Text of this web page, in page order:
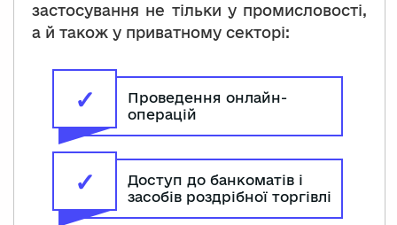
застосування не тільки у промисловості,
а й також у приватному секторі:
Проведення онлайн-
операцій
✓
Доступ до банкоматів і
засобів роздрібної торгівлі
✓